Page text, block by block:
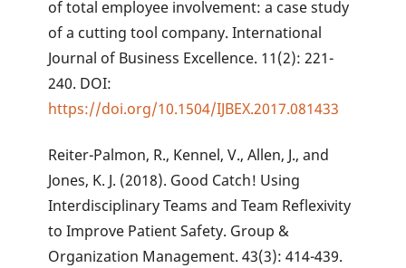
of total employee involvement: a case study
of a cutting tool company. International
Journal of Business Excellence. 11(2): 221-
240. DOI:
https://doi.org/10.1504/IJBEX.2017.081433
Reiter-Palmon, R., Kennel, V., Allen, J., and
Jones, K. J. (2018). Good Catch! Using
Interdisciplinary Teams and Team Reflexivity
to Improve Patient Safety. Group &
Organization Management. 43(3): 414-439.